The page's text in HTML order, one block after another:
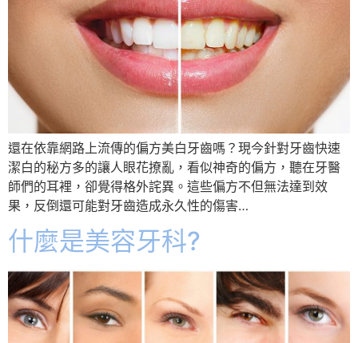
還在依靠網路上流傳的偏方美白牙齒嗎？現今針對牙齒快速
潔白的秘方多的讓人眼花撩亂，看似神奇的偏方，聽在牙醫
師們的耳裡，卻覺得格外詫異。這些偏方不但無法達到效
果，反倒還可能對牙齒造成永久性的傷害…
什麼是美容牙科?